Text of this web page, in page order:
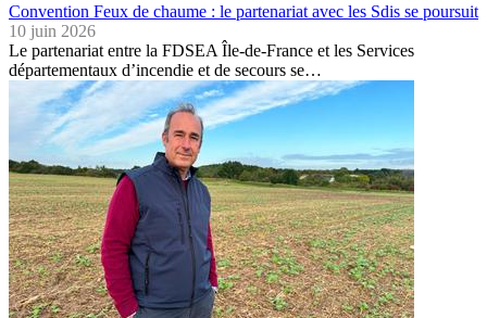
Convention Feux de chaume : le partenariat avec les Sdis se poursuit
10 juin 2026
Le partenariat entre la FDSEA Île-de-France et les Services
départementaux d’incendie et de secours se…